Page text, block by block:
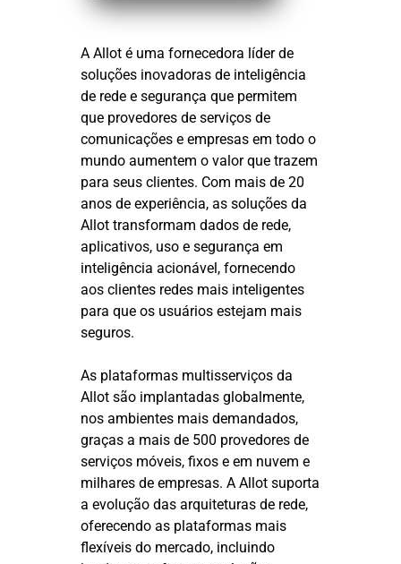
A Allot é uma fornecedora líder de
soluções inovadoras de inteligência
de rede e segurança que permitem
que provedores de serviços de
comunicações e empresas em todo o
mundo aumentem o valor que trazem
para seus clientes. Com mais de 20
anos de experiência, as soluções da
Allot transformam dados de rede,
aplicativos, uso e segurança em
inteligência acionável, fornecendo
aos clientes redes mais inteligentes
para que os usuários estejam mais
seguros.
As plataformas multisserviços da
Allot são implantadas globalmente,
nos ambientes mais demandados,
graças a mais de 500 provedores de
serviços móveis, fixos e em nuvem e
milhares de empresas. A Allot suporta
a evolução das arquiteturas de rede,
oferecendo as plataformas mais
flexíveis do mercado, incluindo